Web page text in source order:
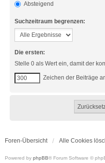
Absteigend
Suchzeitraum begrenzen:
Die ersten:
Stelle 0 als Wert ein, damit der
Zeichen der Beiträge
Foren-Übersicht Alle Cookies
Powered by phpBB® Forum Software ©